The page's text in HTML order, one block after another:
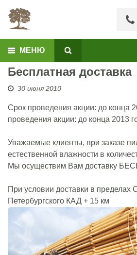
МЕНЮ
Бесплатная доставка
30 июня 2010
Срок проведения акции: до конца
проведения акции: до конца 2013
Уважаемые клиенты, при заказе
естественной влажности в
Мы осуществим Вам доставку
При условии доставки в пределах
Петербургского КАД + 15 км